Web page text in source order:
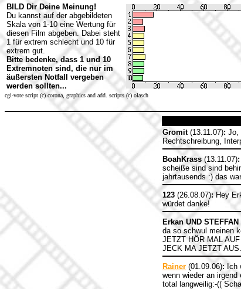
BILD Dir Deine Meinung!
Du kannst auf der abgebildeten
Skala von 1-10 eine Wertung für
diesen Film abgeben. Dabei steht
1 für extrem schlecht und 10 für
extrem gut.
Bitte bedenke, dass 1 und 10
Extremnoten sind, die nur im
äußersten Notfall vergeben
werden sollten...
cgi-vote script (c) corona, graphics and add. scripts (c) olasch
Gromit(13.11.07): Jo,
Rechtschreibung,
BoahKrass (13.11.07):
scheiße sind sind
jahrtausends :) das
123 (26.08.07):Hey
würdet danke!
Erkan UND STEFFAN
da so schwul meinen
JETZT HÖR MAL
JECK MA JETZT
Rainer (01.09.06): Ich
wenn wieder an
total langweilig:-((